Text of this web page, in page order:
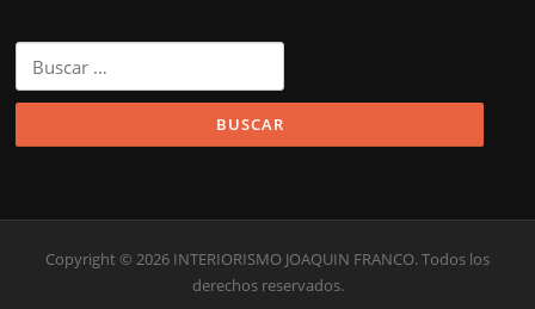
Buscar:
Copyright © 2026 INTERIORISMO JOAQUIN FRANCO. Todos los
derechos reservados.